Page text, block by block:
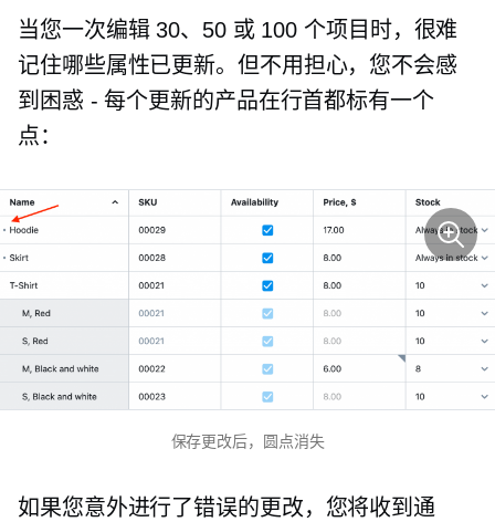
当您一次编辑 30、50 或 100 个项目时，很难
记住哪些属性已更新。但不用担心，您不会感
到困惑 - 每个更新的产品在行首都标有一个
点：
保存更改后，圆点消失
如果您意外进行了错误的更改，您将收到通